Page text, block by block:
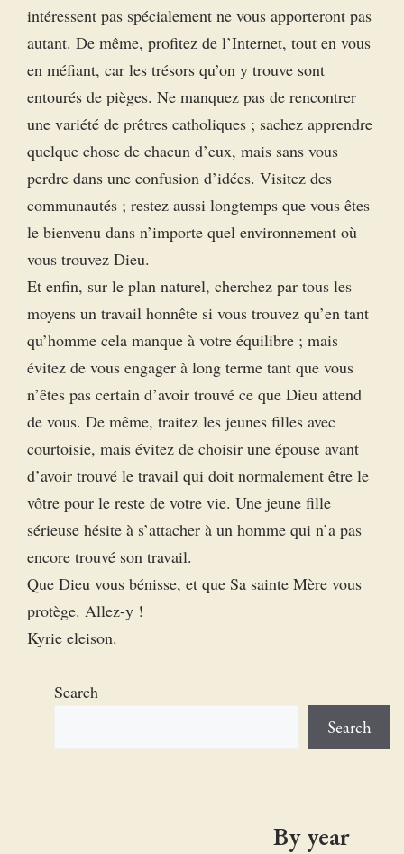
intéressent pas spécialement ne vous apporteront pas
autant. De même, profitez de l’Internet, tout en vous
en méfiant, car les trésors qu’on y trouve sont
entourés de pièges. Ne manquez pas de rencontrer
une variété de prêtres catholiques ; sachez apprendre
quelque chose de chacun d’eux, mais sans vous
perdre dans une confusion d’idées. Visitez des
communautés ; restez aussi longtemps que vous êtes
le bienvenu dans n’importe quel environnement où
vous trouvez Dieu.
Et enfin, sur le plan naturel, cherchez par tous les
moyens un travail honnête si vous trouvez qu’en tant
qu’homme cela manque à votre équilibre ; mais
évitez de vous engager à long terme tant que vous
n’êtes pas certain d’avoir trouvé ce que Dieu attend
de vous. De même, traitez les jeunes filles avec
courtoisie, mais évitez de choisir une épouse avant
d’avoir trouvé le travail qui doit normalement être le
vôtre pour le reste de votre vie. Une jeune fille
sérieuse hésite à s’attacher à un homme qui n’a pas
encore trouvé son travail.
Que Dieu vous bénisse, et que Sa sainte Mère vous
protège. Allez-y !
Kyrie eleison.
Search
Search
By year